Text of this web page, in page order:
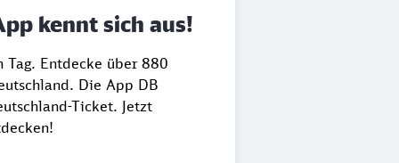
kennt sich aus!
Entdecke über 880
Die App DB
Ticket. Jetzt